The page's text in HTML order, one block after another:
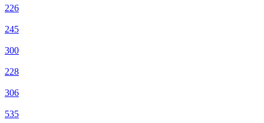
226
245
300
228
306
535